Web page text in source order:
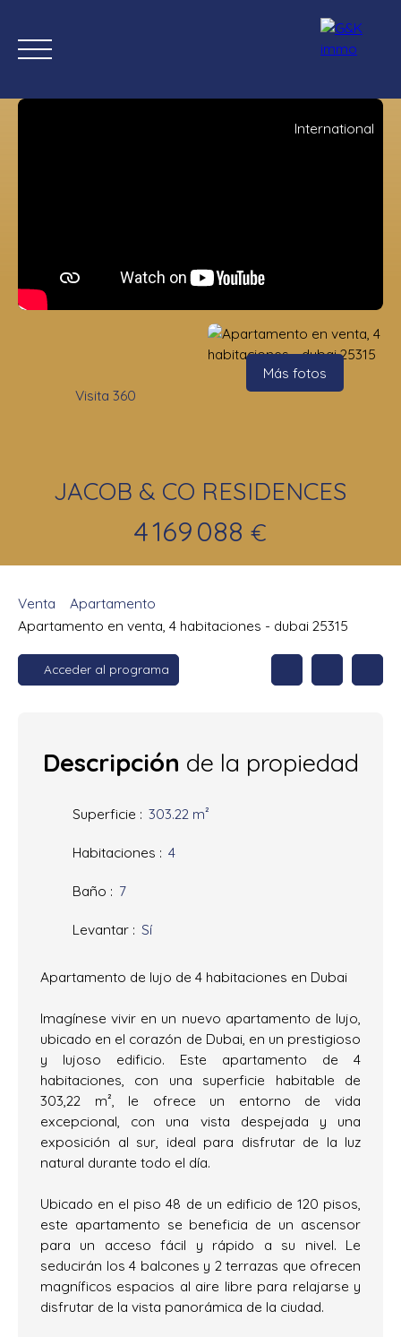
Comprar ahora Nuevas propiedades
Estimación
International
Visita 360
Más fotos
JACOB & CO RESIDENCES
4 169 088 €
Venta
Apartamento
Apartamento en venta, 4 habitaciones - dubai 25315
Acceder al programa
Descripción de la propiedad
Superficie : 303.22 m²
Habitaciones : 4
Baño : 7
Levantar : Sí
Apartamento de lujo de 4 habitaciones en Dubai
Imagínese vivir en un nuevo apartamento de lujo,
ubicado en el corazón de Dubai, en un prestigioso
y lujoso edificio. Este apartamento de 4
habitaciones, con una superficie habitable de
303,22 m², le ofrece un entorno de vida
excepcional, con una vista despejada y una
exposición al sur, ideal para disfrutar de la luz
natural durante todo el día.
Ubicado en el piso 48 de un edificio de 120 pisos,
este apartamento se beneficia de un ascensor
para un acceso fácil y rápido a su nivel. Le
seducirán los 4 balcones y 2 terrazas que ofrecen
magníficos espacios al aire libre para relajarse y
disfrutar de la vista panorámica de la ciudad.